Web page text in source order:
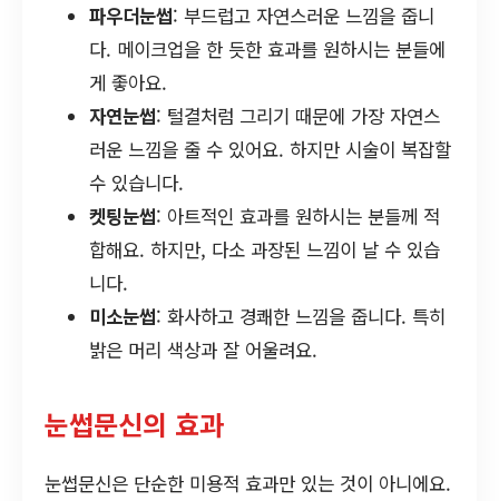
파우더눈썹: 부드럽고 자연스러운 느낌을 줍니
다. 메이크업을 한 듯한 효과를 원하시는 분들에
게 좋아요.
자연눈썹: 털결처럼 그리기 때문에 가장 자연스
러운 느낌을 줄 수 있어요. 하지만 시술이 복잡할
수 있습니다.
켓팅눈썹: 아트적인 효과를 원하시는 분들께 적
합해요. 하지만, 다소 과장된 느낌이 날 수 있습
니다.
미소눈썹: 화사하고 경쾌한 느낌을 줍니다. 특히
밝은 머리 색상과 잘 어울려요.
눈썹문신의 효과
눈썹문신은 단순한 미용적 효과만 있는 것이 아니에요.